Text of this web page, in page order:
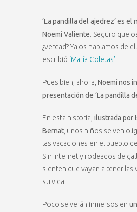
‘La pandilla del ajedrez’ es el
Noemí Valiente. Seguro que
¿verdad? Ya os hablamos de
escribió ‘María Coletas’.
Pues bien, ahora, Noemí nos
presentación de ‘La pandilla
En esta historia, ilustrada por
Bernat , unos niños se ven
las vacaciones en el pueblo
Sin internet y rodeados de
sienten que vayan a tener las
su vida.
Poco se verán inmersos en